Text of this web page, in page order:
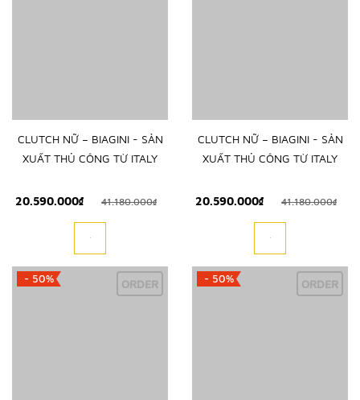
CLUTCH NỮ – BIAGINI - SẢN
XUẤT THỦ CÔNG TỪ ITALY
20.590.000₫ 41.180.000₫
CLUTCH NỮ – BIAGINI - SẢN
XUẤT THỦ CÔNG TỪ ITALY
20.590.000₫ 41.180.000₫
- 50% ORDER - 50% ORDER